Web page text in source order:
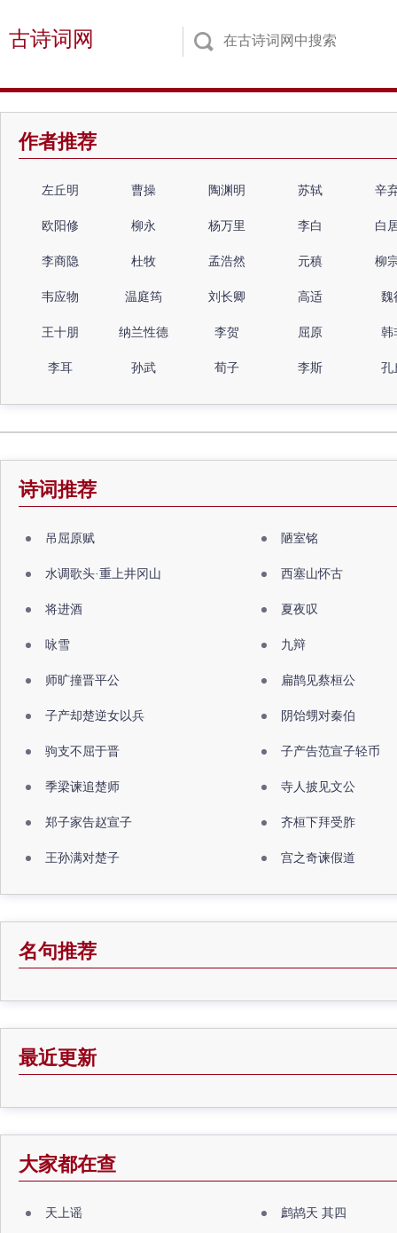
古诗词网
作者推荐
左丘明 曹操 陶渊明 苏轼 辛
欧阳修 柳永 杨万里 李白 白
李商隐 杜牧 孟浩然 元稹 柳
韦应物 温庭筠 刘长卿 高适 魏
王十朋 纳兰性德 李贺 屈原 韩
李耳 孙武 荀子 李斯 孔
诗词推荐
吊屈原赋 陋室铭
水调歌头·重上井冈山 西塞山怀古
将进酒 夏夜叹
咏雪 九辩
师旷撞晋平公 扁鹊见蔡桓公
子产却楚逆女以兵 阴饴甥对秦伯
驹支不屈于晋 子产告范宣子轻币
季梁谏追楚师 寺人披见文公
郑子家告赵宣子 齐桓下拜受胙
王孙满对楚子 宫之奇谏假道
名句推荐
最近更新
大家都在查
天上谣 鹧鸪天 其四